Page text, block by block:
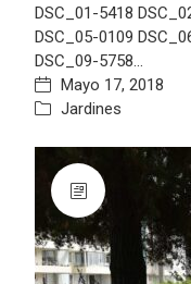
DSC_01-5418
DSC_05-0109
DSC_09-5758…
Mayo 17, 2018
Jardines